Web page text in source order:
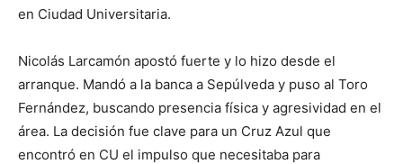
en Ciudad Universitaria.
Nicolás Larcamón apostó fuerte y lo hizo desde el
arranque. Mandó a la banca a Sepúlveda y puso al Toro
Fernández, buscando presencia física y agresividad en el
área. La decisión fue clave para un Cruz Azul que
encontró en CU el impulso que necesitaba para